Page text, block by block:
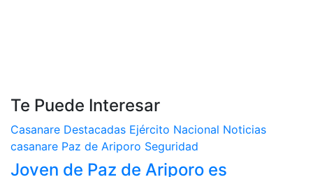
Te Puede Interesar
Casanare Destacadas Ejército Nacional Noticias
casanare Paz de Ariporo Seguridad
Joven de Paz de Ariporo es